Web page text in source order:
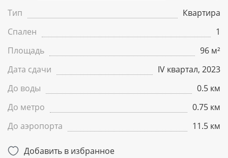
Тип
Квартира
Спален
1
Площадь
96 м²
Дата сдачи
IV квартал, 2023
До воды
0.5 км
До метро
0.75 км
До аэропорта
11.5 км
Добавить в избранное